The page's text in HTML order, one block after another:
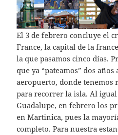
El 3 de febrero concluye el
France, la capital de la
la que pasamos cinco días.
que ya “pateamos” dos
aeropuerto, donde tenemos
para recorrer la isla. Al
Guadalupe, en febrero los
en Martinica, pues la
completo. Para nuestra